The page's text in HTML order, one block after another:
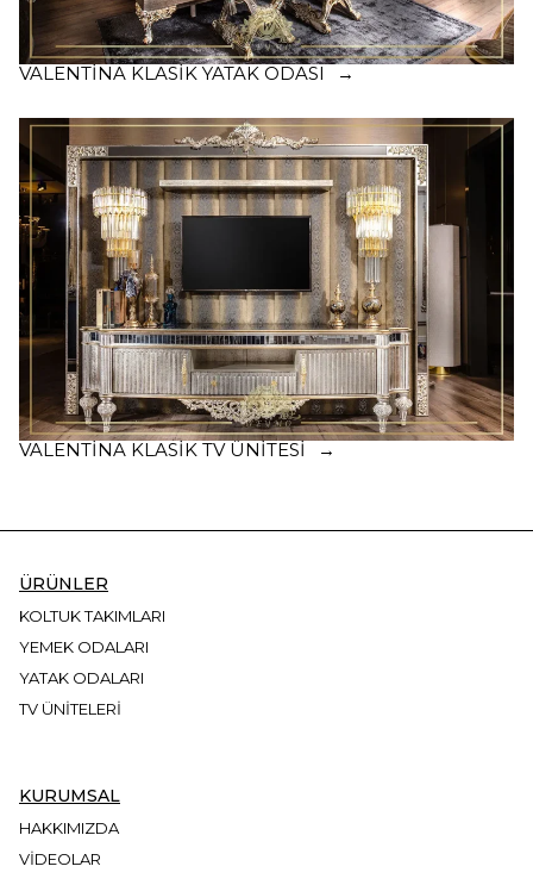
VALENTINA KLASIK YATAK ODASI
VALENTINA KLASIK TV ÜNITESI
ÜRÜNLER
KOLTUK TAKIMLARI
YEMEK ODALARI
YATAK ODALARI
TV ÜNITELERI
KURUMSAL
HAKKIMIZDA
VIDEOLAR